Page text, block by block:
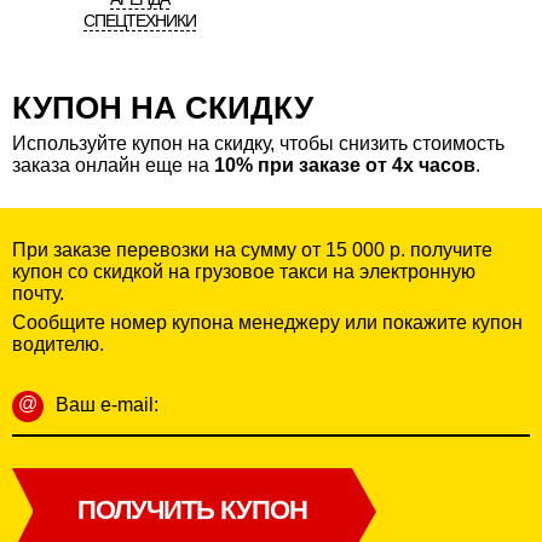
ТАРИФ
Время
3 часа
2 человека
Стоимость
6450 руб
Газель с фургоном, 3м
СПЕЦТЕХНИКИ
КУПОН НА СКИДКУ
Используйте купон на скидку, чтобы снизить стоимость
заказа онлайн еще на 10% при заказе от 4х часов.
При заказе перевозки на сумму от 15 000 р. получите
купон со скидкой на грузовое такси на электронную
почту.
Сообщите номер купона менеджеру или покажите купон
водителю.
@ Ваш e-mail:
ПОЛУЧИТЬ КУПОН